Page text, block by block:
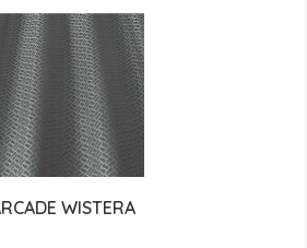
WISTERA